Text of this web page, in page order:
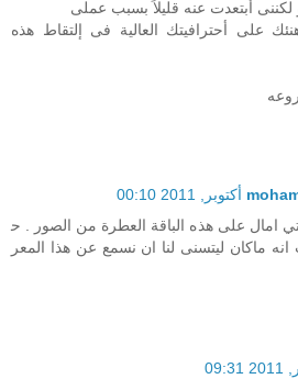
لكننى أبتعدت عنه قليلاً بسبب عملى
على أحترافيتك العالية فى إلتقاط هذه
امال على هذه الباقة العطرة من الصور . ح
ماكان ليتسنى لنا ان نسمع عن هذا المعر